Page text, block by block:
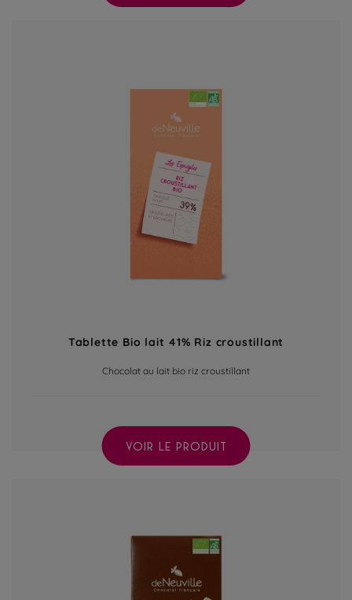
Tablette Bio lait 41% Riz croustillant
Chocolat au lait bio riz croustillant
VOIR LE PRODUIT